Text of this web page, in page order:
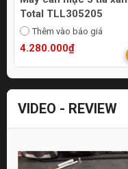
Total TLL305205
Thêm vào báo giá
4.280.000₫
VIDEO - REVIEW